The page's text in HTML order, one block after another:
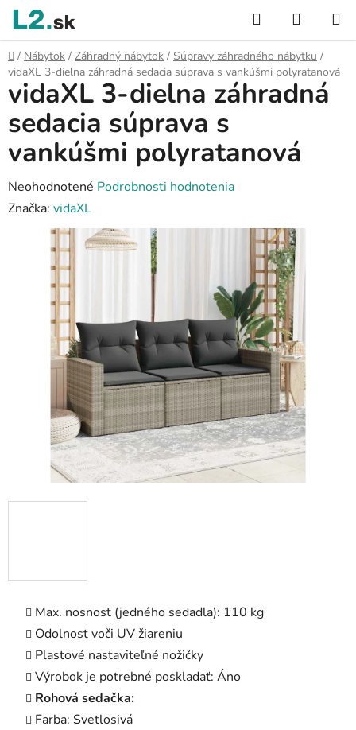
Prejsť
obsah
Hľadať
KOŠÍK
Domov
/ Nábytok / Záhradný nábytok / Súpravy záhradného nábytku /
vidaXL 3-dielna záhradná sedacia súprava s vankúšmi polyratanová
Max. nosnosť (jedného sedadla): 110 kg
Odolnosť voči UV žiareniu
Plastové nastaviteľné nožičky
Výrobok je potrebné poskladať: Áno
Rohová sedačka:
Farba: Svetlosivá
vidaXL 3-dielna záhradná
sedacia súprava s
vankúšmi polyratanová
Priemerné
hodnotenie
produktu
hviezdičiek.
Neohodnotené Podrobnosti hodnotenia
Značka: vidaXL